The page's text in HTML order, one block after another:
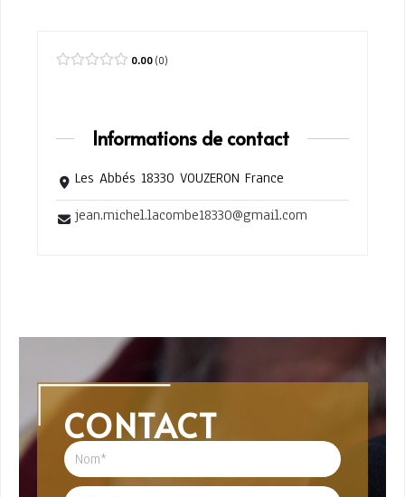
0.00 0
Informations de contact
Les Abbés 18330 VOUZERON France
jean.michel.lacombe18330@gmail.com
CONTACT